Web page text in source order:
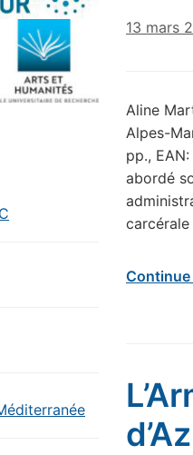
13 mars
Aline
Alpes-
pp.,
abordé